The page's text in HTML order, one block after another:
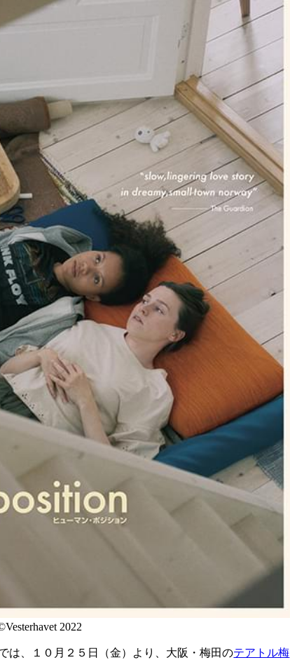
2022
は、１０月２５日（金）より、大阪・梅田のテアトル梅